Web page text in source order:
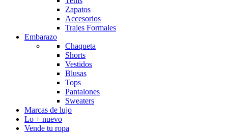
Zapatos
Accesorios
Trajes Formales
Embarazo
Chaqueta
Shorts
Vestidos
Blusas
Tops
Pantalones
Sweaters
Marcas de lujo
Lo + nuevo
Vende tu ropa